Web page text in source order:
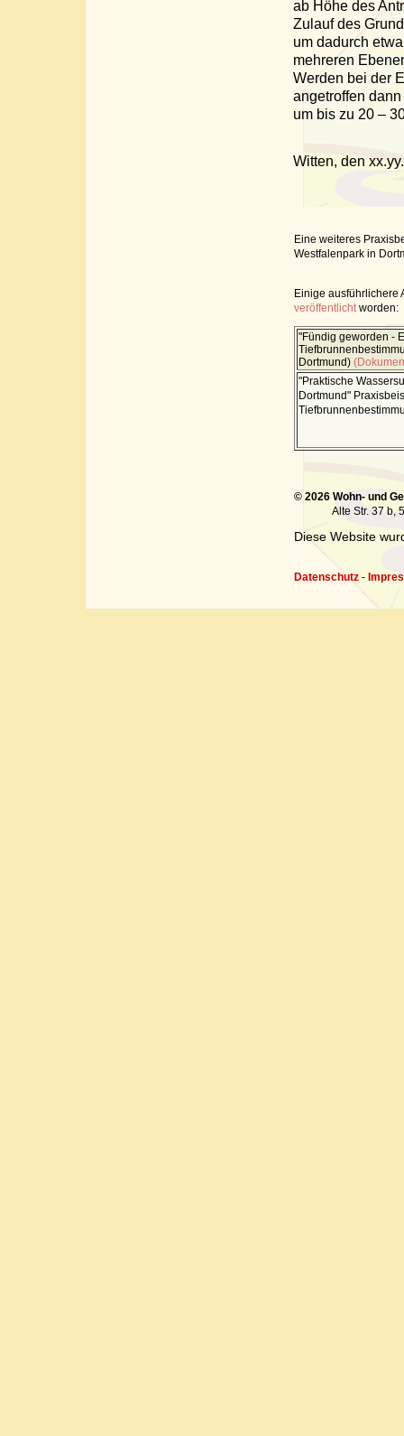
ab Höhe des
Zulauf des
um dadurch
mehreren
Werden bei der
angetroffen
um bis zu 20 –
Witten,
Eine weiteres
Westfalenpark in
Einige ausführlichere
veröffentlichtworden:
"Fündig geworden -
Dortmund)
"Praktische
Dortmund"
© 2026 Wohn- und
Alte Str. 37 b,
Diese Website
Datenschutz -